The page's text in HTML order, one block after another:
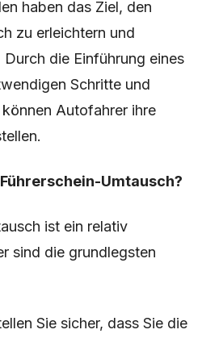
haben das Ziel, den
zu erleichtern und
die Einführung eines
Schritte und
Autofahrer ihre
Umtausch?
ist ein relativ
sind die grundlegsten
Sie sicher, dass Sie die